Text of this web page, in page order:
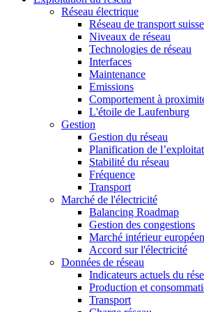
Réseau électrique
Réseau de transport suisse
Niveaux de réseau
Technologies de réseau
Interfaces
Maintenance
Emissions
Comportement à
L'étoile de Laufenburg
Gestion
Gestion du réseau
Planification de
Stabilité du réseau
Fréquence
Transport
Marché de l'électricité
Balancing Roadmap
Gestion des congestions
Marché intérieur
Accord sur l'électricité
Données de réseau
Indicateurs actuels du
Production et
Transport